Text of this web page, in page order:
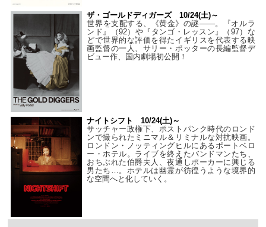
ザ・ゴールドディガーズ 10/24(土)～
世界を支配する、《黄金》の謎――。『オルラ
ンド』（92）や『タンゴ・レッスン』（97）な
どで世界的な評価を得たイギリスを代表する映
画監督の一人、サリー・ポッターの長編監督デ
ビュー作、国内劇場初公開！
ナイトシフト 10/24(土)～
サッチャー政権下、ポストパンク時代のロンド
ンで撮られたミニマル＆リミナルな対抗映画。
ロンドン・ノッティングヒルにあるポートベロ
ー・ホテル。ライブを終えたバンドマンたち、
おちぶれた伯爵夫人、夜通しポーカーに興じる
男たち…。ホテルは幽霊が彷徨うような境界的
な空間へと化していく。